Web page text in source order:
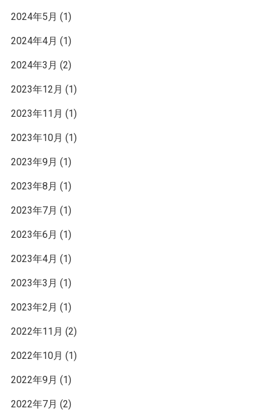
2024年5月 (1)
2024年4月 (1)
2024年3月 (2)
2023年12月 (1)
2023年11月 (1)
2023年10月 (1)
2023年9月 (1)
2023年8月 (1)
2023年7月 (1)
2023年6月 (1)
2023年4月 (1)
2023年3月 (1)
2023年2月 (1)
2022年11月 (2)
2022年10月 (1)
2022年9月 (1)
2022年7月 (2)